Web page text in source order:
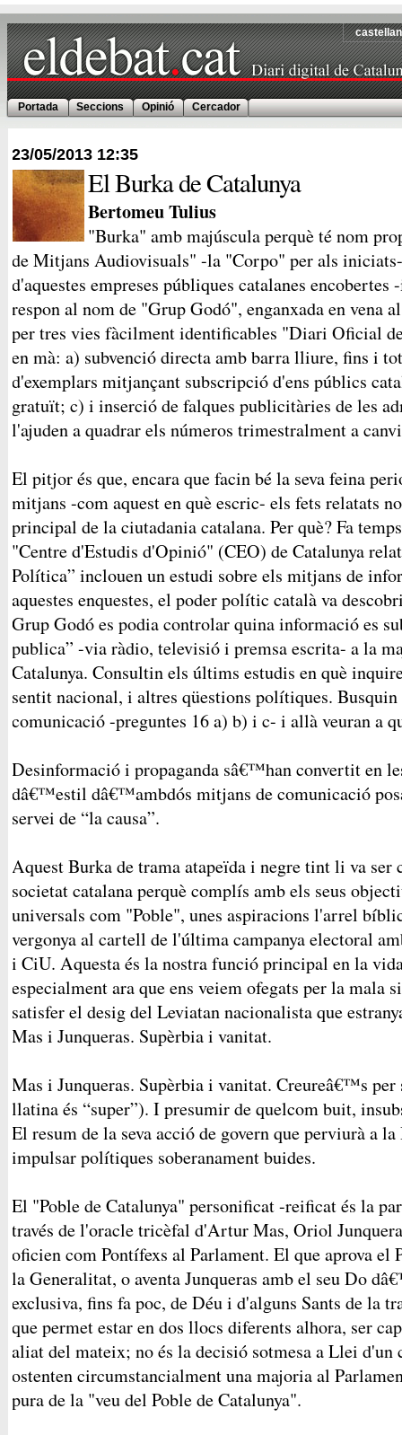
Portada Seccions Opinió Cercador
23/05/2013 12:35
El Burka de Catalunya
Bertomeu Tulius
"Burka" amb majúscula perquè té nom
de Mitjans Audiovisuals" -la "Corpo" per als
d'aquestes empreses públiques catalanes
respon al nom de "Grup Godó", enganxada en vena
per tres vies fàcilment identificables "Diari Oficial
en mà: a) subvenció directa amb barra lliure, fins i
d'exemplars mitjançant subscripció d'ens públics
gratuït; c) i inserció de falques publicitàries de les
l'ajuden a quadrar els números trimestralment a
El pitjor és que, encara que facin bé la seva feina
mitjans -com aquest en què escric- els fets relatats
principal de la ciutadania catalana. Per què? Fa
"Centre d'Estudis d'Opinió" (CEO) de Catalunya
Política” inclouen un estudi sobre els mitjans de
aquestes enquestes, el poder polític català va
Grup Godó es podia controlar quina informació es
publica” -via ràdio, televisió i premsa escrita- a la
Catalunya. Consultin els últims estudis en què
sentit nacional, i altres qüestions polítiques.
comunicació -preguntes 16 a) b) i c- i allà veuran a
Desinformació i propaganda sâ€™han convertit en
dâ€™estil dâ€™ambdós mitjans de comunicació
servei de “la causa”.
Aquest Burka de trama atapeïda i negre tint li va ser
societat catalana perquè complís amb els seus
universals com "Poble", unes aspiracions l'arrel
vergonya al cartell de l'última campanya electoral
i CiU. Aquesta és la nostra funció principal en la
especialment ara que ens veiem ofegats per la mala
satisfer el desig del Leviatan nacionalista que
Mas i Junqueras. Supèrbia i vanitat.
Mas i Junqueras. Supèrbia i vanitat. Creureâ€™s
llatina és “super”). I presumir de quelcom buit,
El resum de la seva acció de govern que perviurà a
impulsar polítiques soberanament buides.
El "Poble de Catalunya" personificat -reificat és la
través de l'oracle tricèfal d'Artur Mas, Oriol
oficien com Pontífexs al Parlament. El que aprova el
la Generalitat, o aventa Junqueras amb el seu Do
exclusiva, fins fa poc, de Déu i d'alguns Sants de la
que permet estar en dos llocs diferents alhora, ser
aliat del mateix; no és la decisió sotmesa a Llei d'un
ostenten circumstancialment una majoria al
pura de la "veu del Poble de Catalunya".